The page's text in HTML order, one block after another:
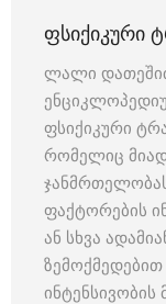
ᲤᲡᲘᲥᲘᲙᲣᲠᲘ
ლალი
ფსიქიკური
რომელიც
ფაქტორების
ან სხვა
ზემოქმედებით